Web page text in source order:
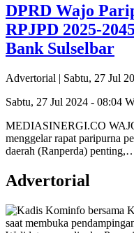
DPRD Wajo
RPJPD 2025-
Bank Sulselbar
Advertorial | Sabtu, 27 Jul
Sabtu, 27 Jul 2024 - 08:04
MEDIASINERGI.CO
menggelar rapat paripurna
daerah (Ranperda)
Advertorial